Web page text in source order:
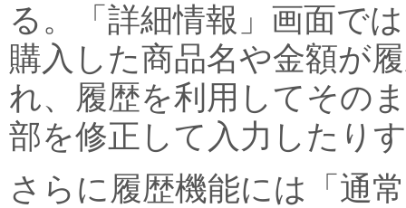
る。「詳細情報」画面で
購入した商品名や金額が
れ、履歴を利用してその
部を修正して入力したり
さらに履歴機能には「通